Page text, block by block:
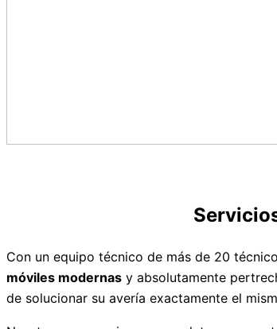
Con un equipo técnico de más de 20
móviles modernas y absolutamente
de solucionar su avería exactamente el